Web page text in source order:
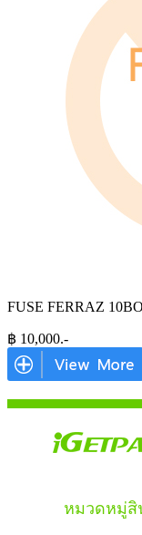
FUSE FERRAZ
฿ 10,000.-
หมวดหมู่สิ